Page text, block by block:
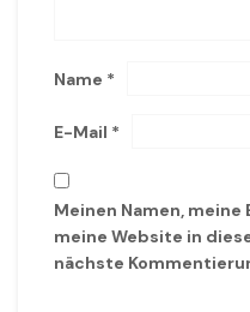
Name *
E-Mail *
Meinen Namen,
meine Website in
nächste